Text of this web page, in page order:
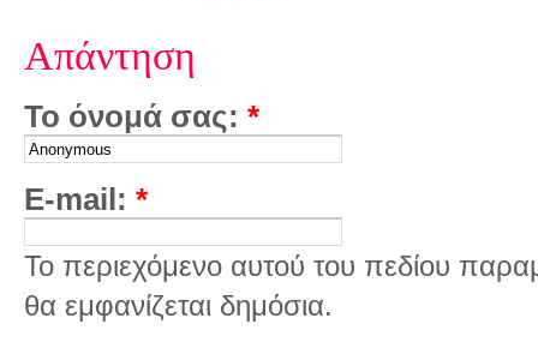
Απάντηση
Το όνομά σας: *
E-mail: *
Το περιεχόμενο αυτού του πεδίου
θα εμφανίζεται δημόσια.